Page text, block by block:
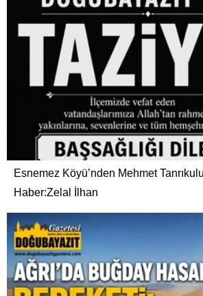
Esnemez Köyü’nden Mehmet
Haber:Zelal İlhan